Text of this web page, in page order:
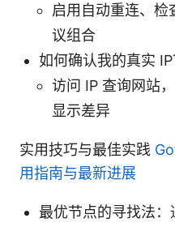
启用自动重连、检
议组合
如何确认我的真实 IP
访问 IP 查询网站
显示差异
实用技巧与最佳实践
用指南与最新进展
最优节点的寻找法：